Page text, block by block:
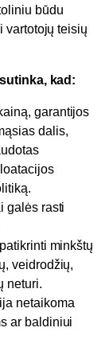
būdu
vartotojų teisių
kad:
garantijos
dalis,
galės rasti
minkštų
veidrodžių,
neturi.
netaikoma
ar baldiniui